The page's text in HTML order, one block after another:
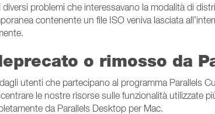
problemi che interessavano la modalità di
contenente un file ISO veniva lasciata
o rimosso da
utenti che partecipano al programma Parallels
le nostre risorse sulle funzionalità utilizzate
da Parallels Desktop per Mac.